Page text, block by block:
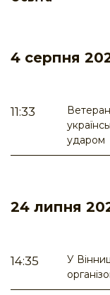
4 серпня
11:33
ударом
24 липня
14:35
У